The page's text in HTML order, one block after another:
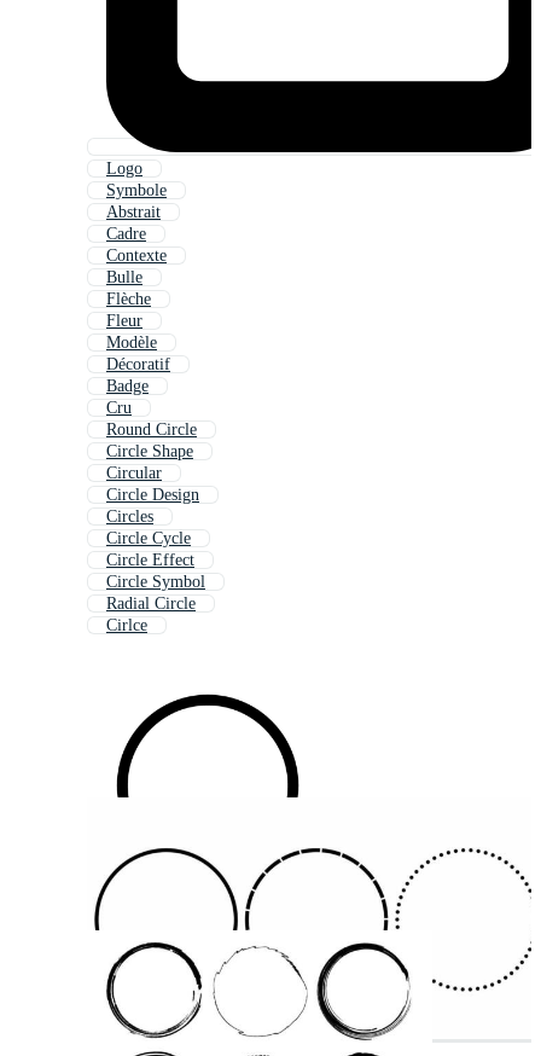
Logo
Symbole
Abstrait
Cadre
Contexte
Bulle
Flèche
Fleur
Modèle
Décoratif
Badge
Cru
Round Circle
Circle Shape
Circular
Circle Design
Circles
Circle Cycle
Circle Effect
Circle Symbol
Radial Circle
Cirlce